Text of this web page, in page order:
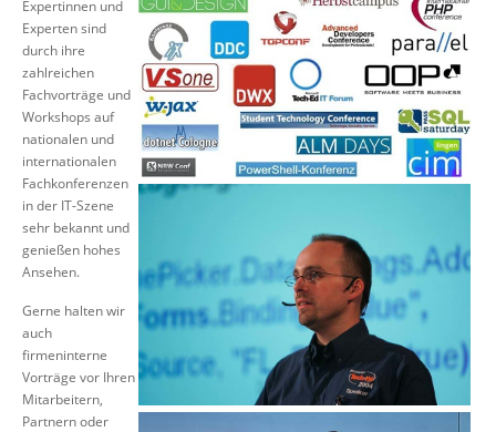
Über uns
Suche
Expertinnen und
Experten sind
durch ihre
zahlreichen
Fachvorträge und
Workshops auf
nationalen und
internationalen
Fachkonferenzen
in der IT-Szene
sehr bekannt und
genießen hohes
Ansehen.
Gerne halten wir
auch
firmeninterne
Vorträge vor Ihren
Mitarbeitern,
Partnern oder